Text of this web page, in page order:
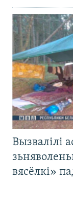
Вызвалілі
вясёлкі»